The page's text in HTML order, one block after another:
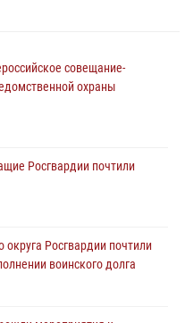
совещание-
охраны
Росгвардии почтили
округа Росгвардии почтили
воинского долга